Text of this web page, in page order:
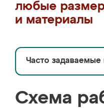
любые
и материалы
Часто задаваемые
Схема